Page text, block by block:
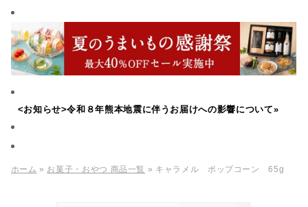
<お知らせ>令和８年熊本地震に伴うお届けへの影響について»
ホーム » お菓子・おやつ 商品一覧 » キャラメル ポップコーン 65g